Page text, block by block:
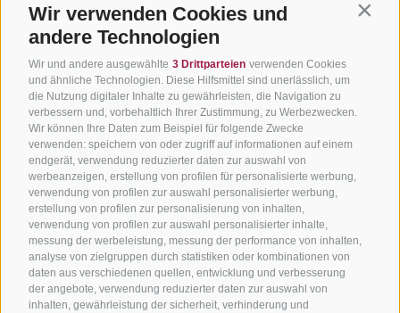
Wir verwenden Cookies und
andere Technologien
Wir und andere ausgewählte 3 Drittparteien verwenden Cookies
und ähnliche Technologien. Diese Hilfsmittel sind unerlässlich, um
die Nutzung digitaler Inhalte zu gewährleisten, die Navigation zu
verbessern und, vorbehaltlich Ihrer Zustimmung, zu Werbezwecken.
Wir können Ihre Daten zum Beispiel für folgende Zwecke
verwenden: speichern von oder zugriff auf informationen auf einem
endgerät, verwendung reduzierter daten zur auswahl von
werbeanzeigen, erstellung von profilen für personalisierte werbung,
verwendung von profilen zur auswahl personalisierter werbung,
erstellung von profilen zur personalisierung von inhalten,
verwendung von profilen zur auswahl personalisierter inhalte,
messung der werbeleistung, messung der performance von inhalten,
analyse von zielgruppen durch statistiken oder kombinationen von
daten aus verschiedenen quellen, entwicklung und verbesserung
der angebote, verwendung reduzierter daten zur auswahl von
inhalten, gewährleistung der sicherheit, verhinderung und